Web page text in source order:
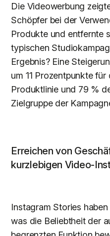
Die Videowerbung
Schöpfer bei der
Produkte und entfernte
typischen
Ergebnis? Eine
um 11 Prozentpunkte
Produktlinie und 79 %
Zielgruppe der
Erreichen von
kurzlebigen Video-
Instagram Stories haben
was die Beliebtheit der